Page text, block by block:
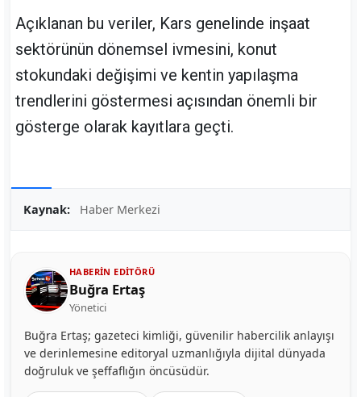
Açıklanan bu veriler, Kars genelinde inşaat
sektörünün dönemsel ivmesini, konut
stokundaki değişimi ve kentin yapılaşma
trendlerini göstermesi açısından önemli bir
gösterge olarak kayıtlara geçti.
Kaynak: Haber Merkezi
HABERIN EDITÖRÜ
Buğra Ertaş
Yönetici
Buğra Ertaş; gazeteci kimliği, güvenilir habercilik anlayışı
ve derinlemesine editoryal uzmanlığıyla dijital dünyada
doğruluk ve şeffaflığın öncüsüdür.